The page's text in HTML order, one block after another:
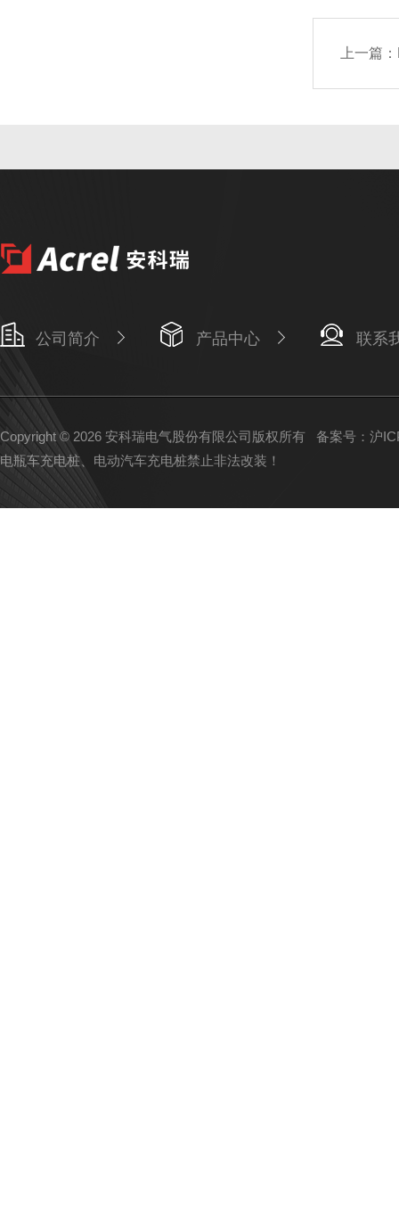
上一篇：
公司简介 产品中心 联系
Copyright © 2026 安科瑞电气股份有限公司版权所有 备案号：沪
电瓶车充电桩、电动汽车充电桩禁止非法改装！